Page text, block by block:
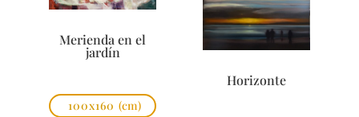
Merienda en el
jardín
100x160 (cm)
Horizonte